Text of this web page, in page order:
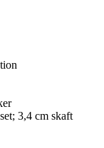
3,4 cm skaft